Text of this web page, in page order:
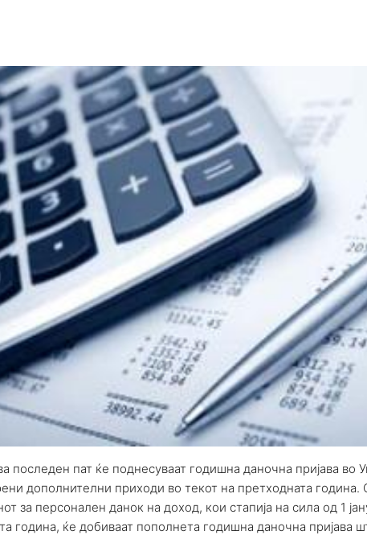
последен пат ќе поднесуваат годишна даночна пријава во
дополнителни приходи во текот на претходната година.
за персонален данок на доход, кои стапија на сила од 1
година, ќе добиваат пополнета годишна даночна пријава